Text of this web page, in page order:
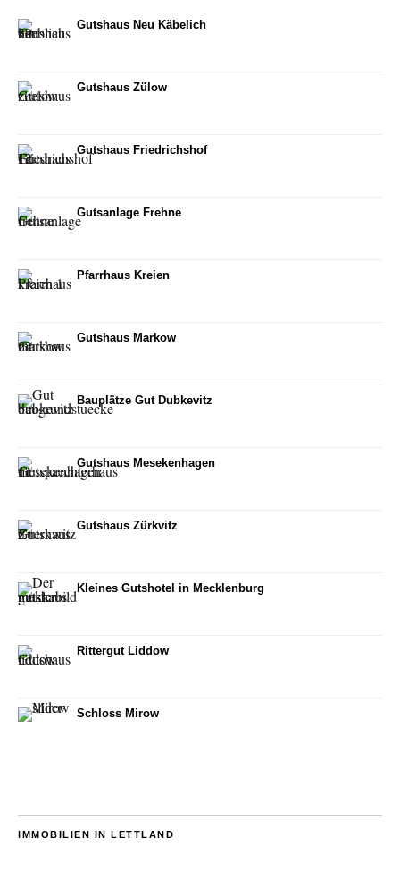
Gutshaus Neu Käbelich
Gutshaus Zülow
Gutshaus Friedrichshof
Gutsanlage Frehne
Pfarrhaus Kreien
Gutshaus Markow
Bauplätze Gut Dubkevitz
Gutshaus Mesekenhagen
Gutshaus Zürkvitz
Kleines Gutshotel in Mecklenburg
Rittergut Liddow
Schloss Mirow
IMMOBILIEN IN LETTLAND